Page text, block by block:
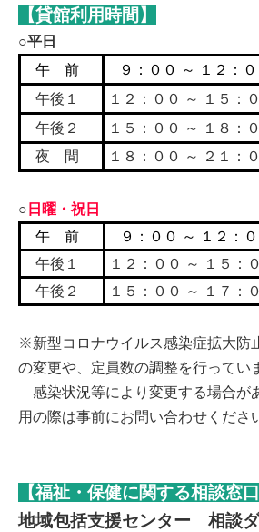
【貸館利用時間】
○平日
午 前
９：００ ～ １２：０
午後１
１２：００ ～ １５：
午後２
１５：００ ～ １８：
夜 間
１８：００ ～ ２１：
○ 日曜・祝日
午 前
９：００ ～ １２：０
午後１
１２：００ ～ １５：
午後２
１５：００ ～ １７：
※新型コロナウイルス感染症拡大防
の変更や、定員数の調整を行ってい
感染状況等により変更する場合が
用の際は事前にお問い合わせくださ
【福祉・保健に関する相談窓口
地域包括支援センター 相談